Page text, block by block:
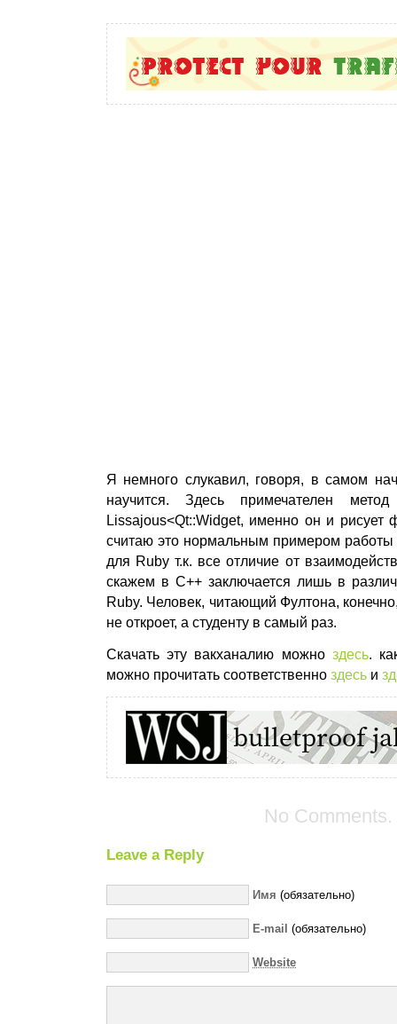
Я немного слукавил, говоря, в самом
научится. Здесь примечателен
Lissajous<Qt::Widget, именно он и рисует
считаю это нормальным примером работы
для Ruby т.к. все отличие от
скажем в C++ заключается лишь в
Ruby. Человек, читающий Фултона,
не откроет, а студенту в самый раз.
Скачать эту вакханалию можно здесь.
можно прочитать соответственно здесь и
No Comments.
Leave a Reply
Имя (обязательно)
E-mail (обязательно)
Website